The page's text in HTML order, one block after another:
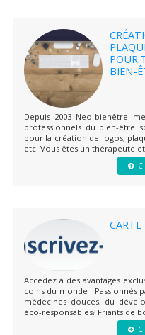
POUR
BIEN-
Depuis 2003 Neo-bienêtre
professionnels du bien-être
pour la création de logos,
etc. Vous êtes un thérapeute
Accédez à des avantages
coins du monde ! Passionnés
médecines douces, du
éco-responsables? Friants de